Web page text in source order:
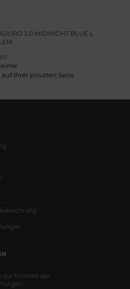
3.0 MIDNIGHT BLUE L
auf Ihrer privaten Seite
zur Echtheit der